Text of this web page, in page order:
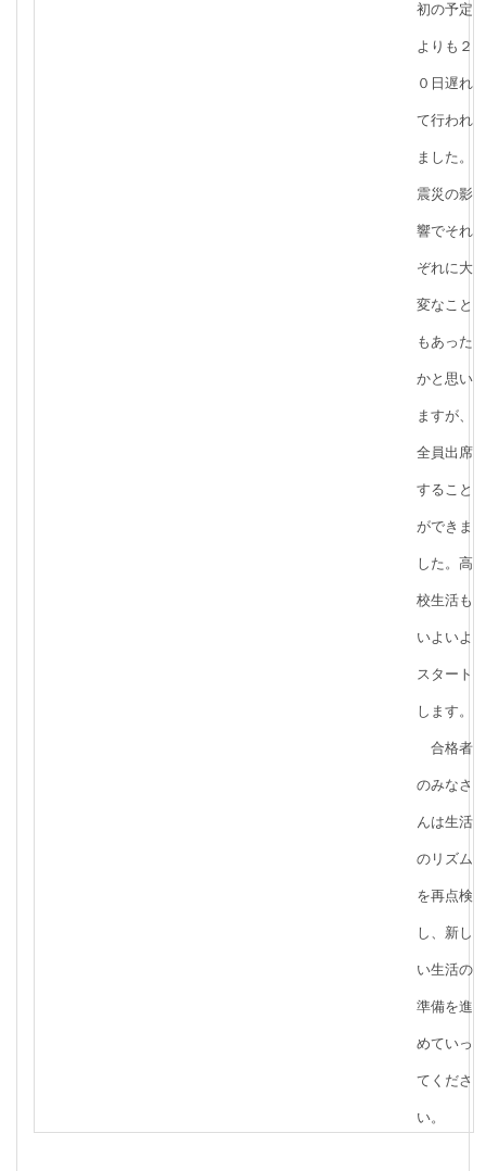
初の予定
よりも２
０日遅れ
て行われ
ました。
震災の影
響でそれ
ぞれに大
変なこと
もあった
かと思い
ますが、
全員出席
すること
ができま
した。高
校生活も
いよいよ
スタート
します。
合格者
のみなさ
んは生活
のリズム
を再点検
し、新し
い生活の
準備を進
めていっ
てくださ
い。